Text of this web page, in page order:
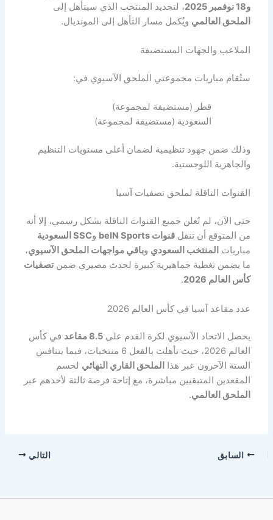
و18 نوفمبر 2025
، لتحديد المنتخب الذي سيتأهل إلى
الملحق العالمي ويُكمل مسار التأهل إلى المونديال.
الملاعب والجهات المستضيفة
ستُقام مباريات مجموعتي الملحق الآسيوي في:
قطر (مستضيفة لمجموعة)
السعودية (مستضيفة لمجموعة)
وذلك ضمن جهود تنظيمية لضمان أعلى مستويات التنظيم
والجاهزية اللوجستية.
القنوات الناقلة لملحق تصفيات آسيا
حتى الآن، لم تُعلن جميع القنوات الناقلة بشكل رسمي، إلا أنه
من المتوقع أن تنقلقنوات beIN Sports وSSC السعودية
مباريات المنتخب السعودي وباقي مواجهات الملحق الآسيوي،
ما يضمن تغطية جماهيرية كبيرة لحدث مصيري ضمنتصفيات
كأس العالم 2026
.
عدد مقاعد آسيا في كأس العالم 2026
يحصل الاتحاد الآسيوي لكرة القدم على8.5 مقاعد
في كأس
العالم 2026، حيث تأهلت بالفعل 6 منتخبات، فيما يتنافس
الستة الآخرون عبر هذا
الملحق القاري النهائي لحسم
المقعدين المتبقيين مباشرة، مع إتاحة فرصة ثالثة لأحدهم عبر
الملحق العالمي.
السابق التالي